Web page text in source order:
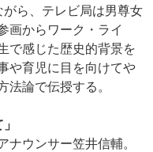
ら、テレビ局は男尊女
画からワーク・ライ
で感じた歴史的背景を
や育児に目を向けてや
法論で伝授する。
ナウンサー笠井信輔。